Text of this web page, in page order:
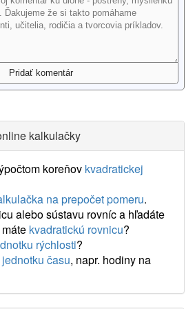
kalkulačky
koreňov kvadratickej
na prepočet pomeru.
alebo sústavu rovníc a hľadáte
kvadratickú rovnicu?
rýchlosti?
času, napr. hodiny na